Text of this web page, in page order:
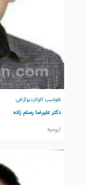
فلوشیپ اکوکاردیوگرافی
دکتر علیرضا رستم زاده
اروميه